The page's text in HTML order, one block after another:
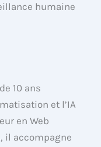
humaine
10 ans
et l’IA
en Web
il accompagne